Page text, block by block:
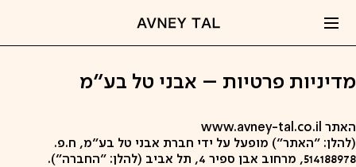
מדיניות פרטיות – אבני טל בע״מ
האתר www.avney-tal.co.il
(להלן: "האתר") מופעל על ידי חברת אבני טל בע"מ, ח.פ.
514188978, מרחוב אבן ספיר 4, תל אביב (להלן: "החברה").